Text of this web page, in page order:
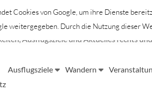
Ausflugsziele und Aktuelles rechts
Ausflugsziele Wandern
Cookies von Google, um ihre Dienste
weitergegeben. Durch die Nutzung dieser